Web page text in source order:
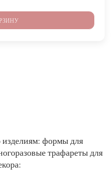
формы для
трафареты для